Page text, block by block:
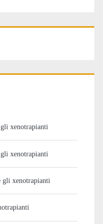
xenotrapianti
xenotrapianti
gli xenotrapianti